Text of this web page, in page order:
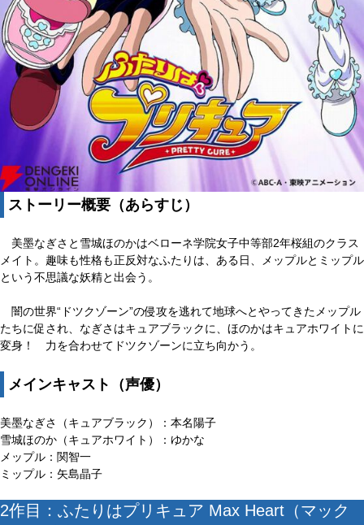
ストーリー概要（あらすじ）
美墨なぎさと雪城ほのかはベローネ学院女子中等部2年桜組のクラス
メイト。趣味も性格も正反対なふたりは、ある日、メップルとミップル
という不思議な妖精と出会う。
闇の世界“ドツクゾーン”の侵攻を逃れて地球へとやってきたメップル
たちに促され、なぎさはキュアブラックに、ほのかはキュアホワイトに
変身！ 力を合わせてドツクゾーンに立ち向かう。
メインキャスト（声優）
美墨なぎさ（キュアブラック）：本名陽子
雪城ほのか（キュアホワイト）：ゆかな
メップル：関智一
ミップル：矢島晶子
2作目：ふたりはプリキュア Max Heart（マック